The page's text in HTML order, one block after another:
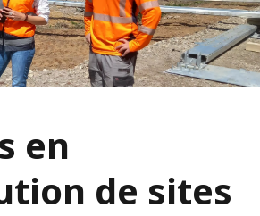
en
de sites